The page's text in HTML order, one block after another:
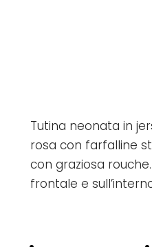
Tutina neonata in
rosa con farfalline
con graziosa
frontale e